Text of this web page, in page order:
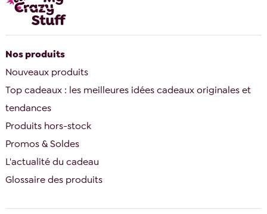
Nos produits
Nouveaux produits
Top cadeaux : les meilleures idées cadeaux originales et
tendances
Produits hors-stock
Promos & Soldes
L'actualité du cadeau
Glossaire des produits